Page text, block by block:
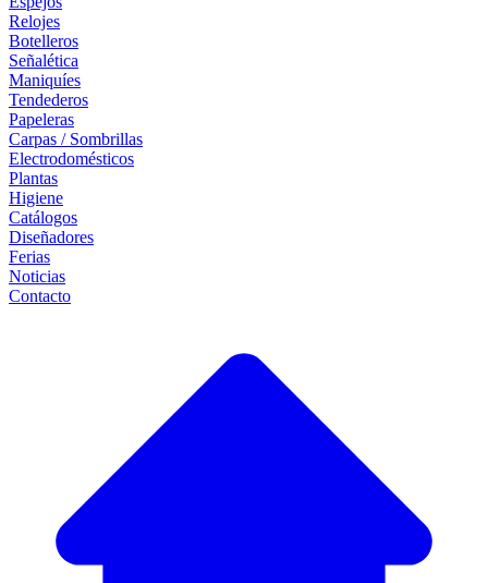
Relojes
Botelleros
Señalética
Maniquíes
Tendederos
Papeleras
Carpas / Sombrillas
Electrodomésticos
Plantas
Higiene
Catálogos
Diseñadores
Ferias
Noticias
Contacto